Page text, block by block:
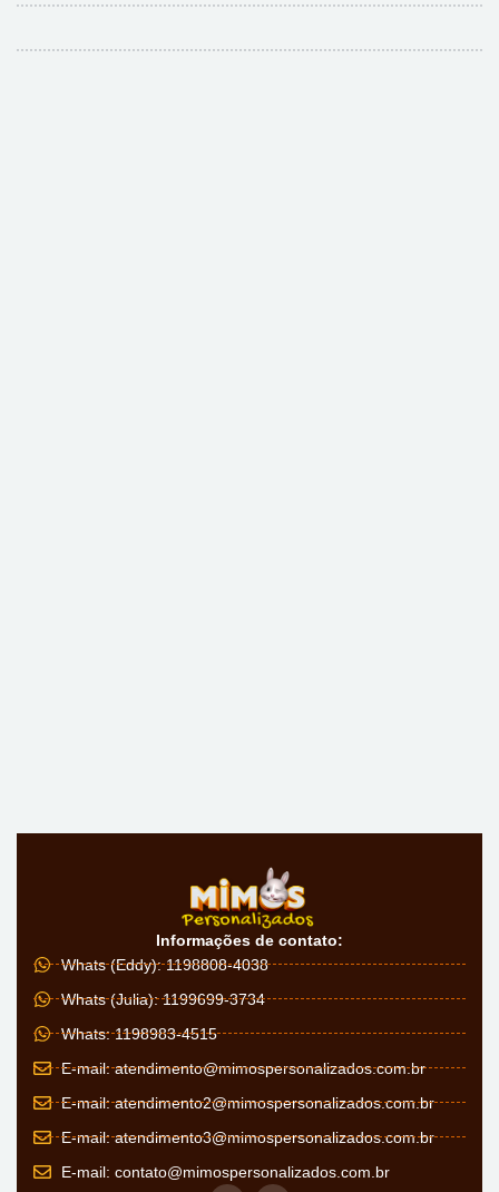
Informações de contato:
Whats (Eddy): 1198808-4038
Whats (Julia): 1199699-3734
Whats: 1198983-4515
E-mail:atendimento@mimospersonalizados.com.br
E-mail:atendimento2@mimospersonalizados.com.br
E-mail:atendimento3@mimospersonalizados.com.br
E-mail: contato@mimospersonalizados.com.br